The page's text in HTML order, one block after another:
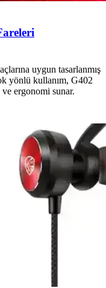
uygun tasarlanmış
yönlü kullanım, G402
ve ergonomi sunar.